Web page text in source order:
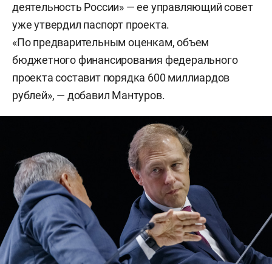
деятельность России» — ее управляющий совет
уже утвердил паспорт проекта.
«По предварительным оценкам, объем
бюджетного финансирования федерального
проекта составит порядка 600 миллиардов
рублей», — добавил Мантуров.